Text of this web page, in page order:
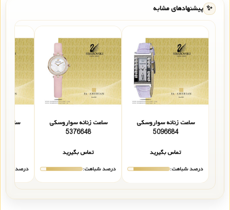
✨ پیشنهادهای مشابه
ساعت زنانه سواروسکی
5096684
تماس بگیرید
درصد شباهت:
ساعت زنانه سواروسکی
5376648
تماس بگیرید
درصد شباهت:
ساعت
درصد